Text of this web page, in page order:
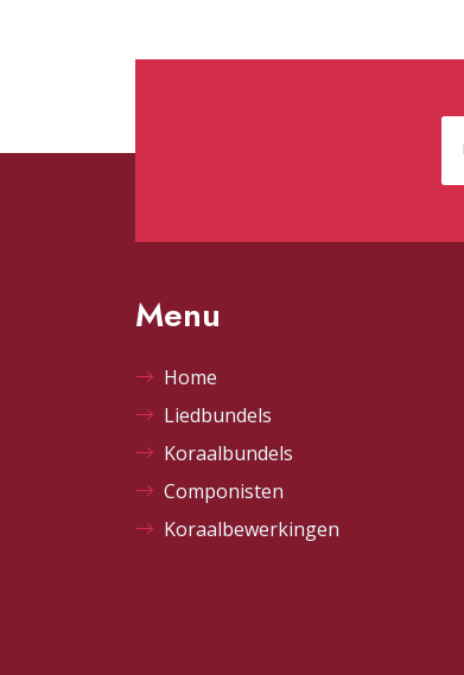
Menu
Home
Liedbundels
Koraalbundels
Componisten
Koraalbewerkingen